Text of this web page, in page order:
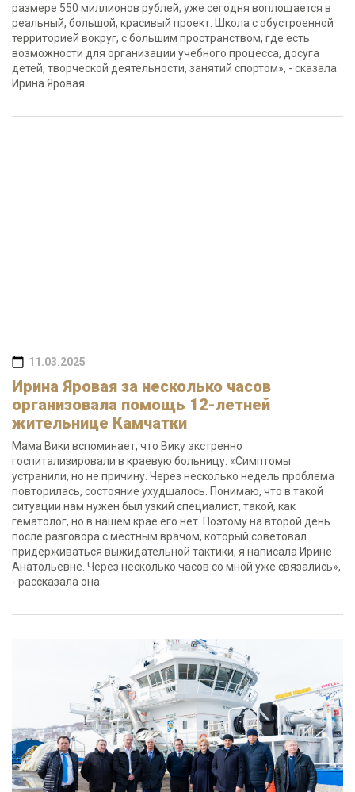
размере 550 миллионов рублей, уже сегодня воплощается в
реальный, большой, красивый проект. Школа с обустроенной
территорией вокруг, с большим пространством, где есть
возможности для организации учебного процесса, досуга
детей, творческой деятельности, занятий спортом», - сказала
Ирина Яровая.
11.03.2025
Ирина Яровая за несколько часов
организовала помощь 12-летней
жительнице Камчатки
Мама Вики вспоминает, что Вику экстренно
госпитализировали в краевую больницу. «Симптомы
устранили, но не причину. Через несколько недель проблема
повторилась, состояние ухудшалось. Понимаю, что в такой
ситуации нам нужен был узкий специалист, такой, как
гематолог, но в нашем крае его нет. Поэтому на второй день
после разговора с местным врачом, который советовал
придерживаться выжидательной тактики, я написала Ирине
Анатольевне. Через несколько часов со мной уже связались»,
- рассказала она.